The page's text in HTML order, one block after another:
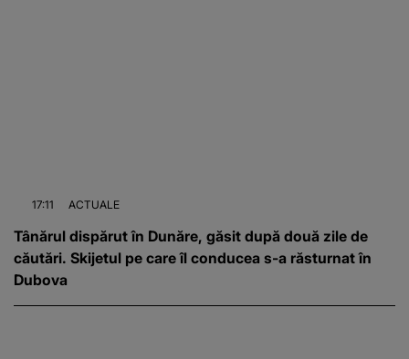
17:11 ACTUALE
Tânărul dispărut în Dunăre, găsit după două zile de
căutări. Skijetul pe care îl conducea s-a răsturnat în
Dubova